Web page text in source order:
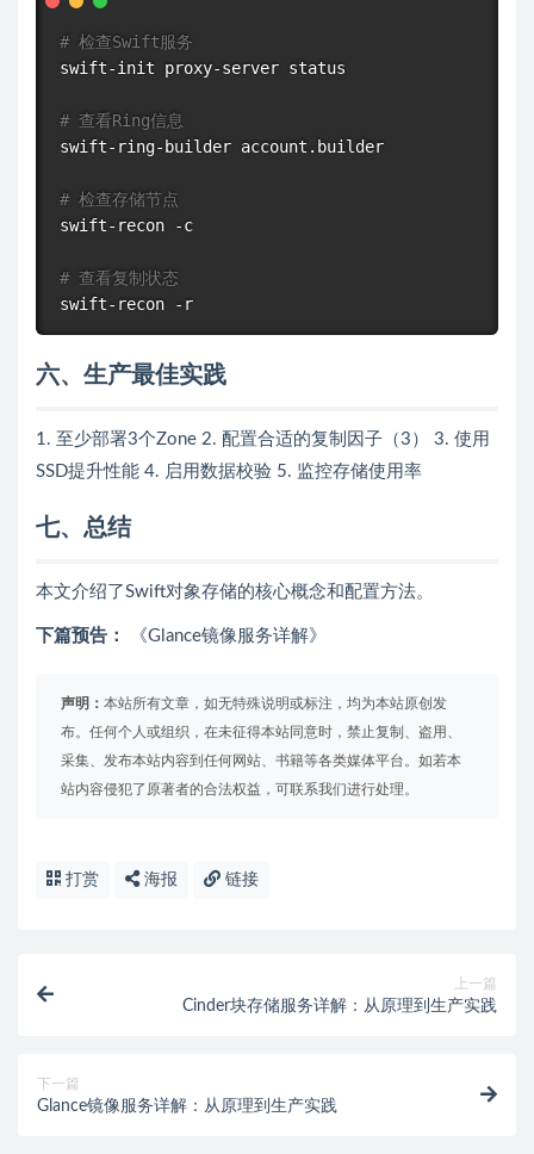
# 检查Swift服务
swift-init proxy-server status
# 查看Ring信息
swift-ring-builder account.builder
# 检查存储节点
swift-recon -c
# 查看复制状态
六、生产最佳实践
1. 至少部署3个Zone 2. 配置合适的复制因子（3） 3. 使用
SSD提升性能 4. 启用数据校验 5. 监控存储使用率
七、总结
本文介绍了Swift对象存储的核心概念和配置方法。
下篇预告： 《Glance镜像服务详解》
声明： 本站所有文章，如无特殊说明或标注，均为本站原创发
布。任何个人或组织，在未征得本站同意时，禁止复制、盗用、
采集、发布本站内容到任何网站、书籍等各类媒体平台。如若本
站内容侵犯了原著者的合法权益，可联系我们进行处理。
打赏 海报 链接
上一篇
Cinder块存储服务详解：从原理到生产实践
下一篇
Glance镜像服务详解：从原理到生产实践